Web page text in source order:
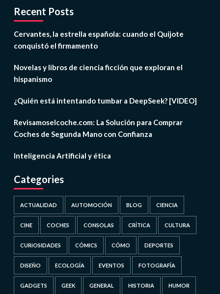
Recent Posts
Cervantes, la estrella española: cuando el Quijote
conquistó el firmamento
Novelas y libros de ciencia ficción que exploran el
hispanismo
¿Quién está intentando tumbar a DeepSeek? [VIDEO]
Revisamoselcoche.com: La Solución para Comprar
Coches de Segunda Mano con Confianza
Inteligencia Artificial y ética
Categories
ACTUALIDAD AUTOMOCIÓN BLOG CIENCIA
CINE COCHES CONSOLAS CRÍTICA CULTURA
CURIOSIDADES CÓMICS CÓMO DEPORTES
DISEÑO ECOLOGÍA EVENTOS FOTOGRAFÍA
GADGETS GEEK GENERAL HISTORIA HUMOR